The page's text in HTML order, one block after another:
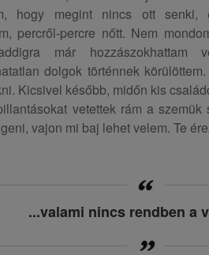
hogy megint nincs ott
percről-percre nőtt. Nem
már hozzászokhattam
dolgok történnek
Kicsivel később, midőn kis
vetettek rám a
vajon mi baj lehet velem. Te
...valami nincs rendben a